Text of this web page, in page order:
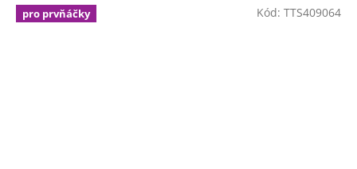
pro prvňáčky Kód: TTS409064